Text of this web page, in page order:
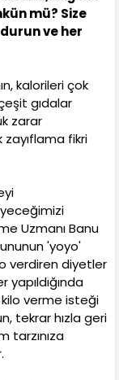
mü? Size
ve her
kalorileri çok
gıdalar
zarar
fikri
Uzmanı Banu
'yoyo'
verdiren diyetler
verme isteği
tekrar hızla geri
tarzınıza